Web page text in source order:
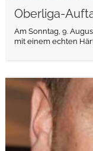
Oberliga-
Am Sonntag, 9.
mit einem echten